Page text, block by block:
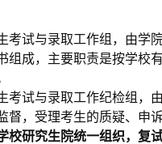
考试与录取工作组，由学
组成，主要职责是按学校
考试与录取工作纪检组，
督，受理考生的质疑、申
校研究生院统一组织，复